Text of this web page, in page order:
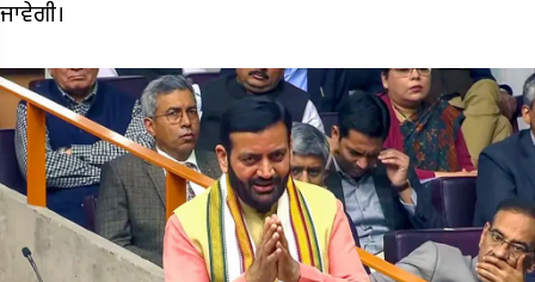
ਜਾਵੇਗੀ।